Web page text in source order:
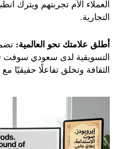
العملاء الأم تجربتهم ويترك
التجارية.
أطلق علامتك نحو العالمية:
التسويقية لدى سعودي سوفت
الثقافة وتخلق تفاعلًا حقيقيًا